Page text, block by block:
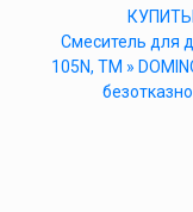
КУПИТЬ
Cмеситель для
105N, ТМ »